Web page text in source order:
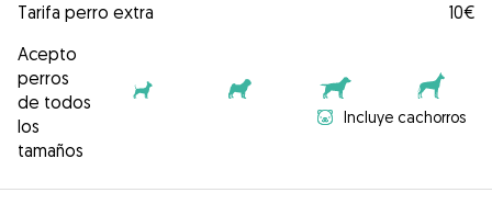
Tarifa perro extra
10€
Acepto
perros
de todos
los
tamaños
Incluye cachorros